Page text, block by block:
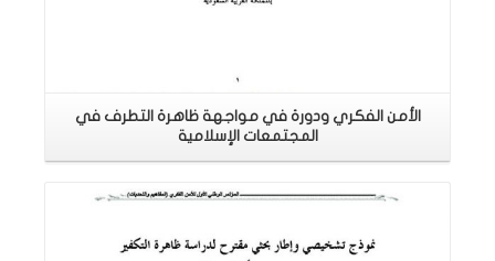
الأمن الفكري ودورة في مواجهة ظاهرة التطرف في
المجتمعات الإسلامية